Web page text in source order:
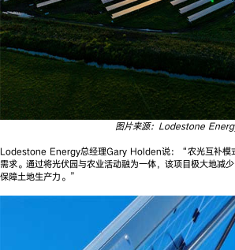
图片来源：Lodestone
Lodestone Energy总经理Gary Holden说：“农光互补模
需求。通过将光伏园与农业活动融为一体，该项目极大地减
保障土地生产力。”